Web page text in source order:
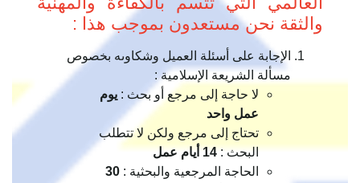
والثقة نحن مستعدون بموجب هذا :
الإجابة على أسئلة العميل وشكاوىه بخصوص
مسألة الشريعة الإسلامية :
لا حاجة إلى مرجع أو بحث : يوم
عمل واحد
تحتاج إلى مرجع ولكن لا تتطلب
البحث :14 أيام عمل
الحاجة المرجعية والبحثية : 30